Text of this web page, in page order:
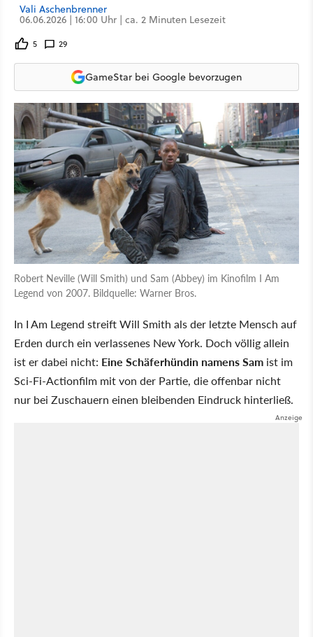
Vali Aschenbrenner
06.06.2026 | 16:00 Uhr | ca. 2 Minuten Lesezeit
5 29
GameStar bei Google bevorzugen
Robert Neville (Will Smith) und Sam (Abbey) im Kinofilm I Am
Legend von 2007. Bildquelle: Warner Bros.
In I Am Legend streift Will Smith als der letzte Mensch auf
Erden durch ein verlassenes New York. Doch völlig allein
ist er dabei nicht: Eine Schäferhündin namens Sam ist im
Sci-Fi-Actionfilm mit von der Partie, die offenbar nicht
nur bei Zuschauern einen bleibenden Eindruck hinterließ.